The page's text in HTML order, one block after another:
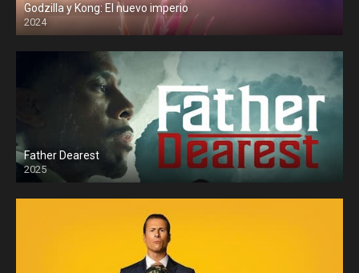
Godzilla y Kong: El nuevo imperio
2024
Father Dearest
2025